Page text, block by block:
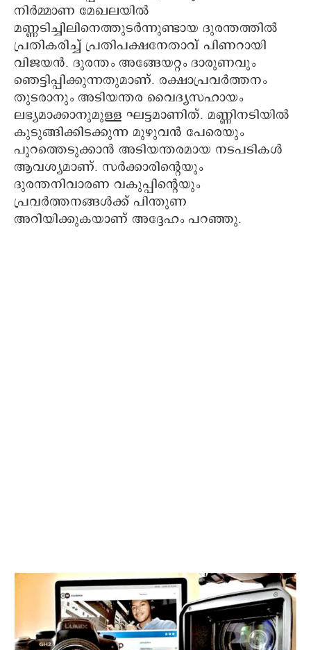
നിർമ്മാണ മേഖലയില്‍
മണ്ണടിച്ചിലിനെത്തുടര്‍ന്നുണ്ടായ ദുരന്തത്തിൽ
പ്രതികരിച്ച് പ്രതിപക്ഷനേതാവ് പിണറായി
വിജയൻ. ദുരന്തം അങ്ങേയറ്റം ദാരുണവും
ഞെട്ടിപ്പിക്കുന്നതുമാണ്. രക്ഷാപ്രവർത്തനം
തുടരാനും അടിയന്തര വൈദ്യസഹായം
ലഭ്യമാക്കാനുമുള്ള ഘട്ടമാണിത്. മണ്ണിനടിയിൽ
കുടുങ്ങിക്കിടക്കുന്ന മുഴുവൻ പേരെയും
പുറത്തെടുക്കാൻ അടിയന്തരമായ നടപടികള്‍
ആവശ്യമാണ്. സർക്കാരിന്റെയും
ദുരന്തനിവാരണ വകുപ്പിന്റെയും
പ്രവർത്തനങ്ങൾക്ക് പിന്തുണ
അറിയിക്കുകയാണ് അദ്ദേഹം പറഞ്ഞു.